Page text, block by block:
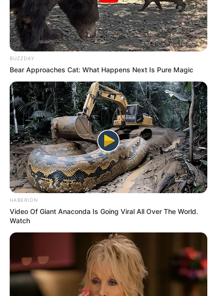
mereka dalam membuat replika Totoro tersebut patut diacungi
jempol.
TAGS KREATIF TOTORO
BUZZDAY
Bear Approaches Cat: What Happens Next Is Pure Magic
HABERION
Video Of Giant Anaconda Is Going Viral All Over The World.
Watch